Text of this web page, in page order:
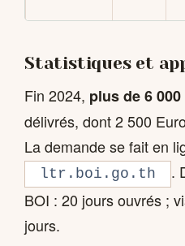
Statistiques et
Fin 2024, plus de 6 000
délivrés, dont 2 500
La demande se fait en
ltr.boi.go.th
.
BOI : 20 jours ouvrés ;
jours.